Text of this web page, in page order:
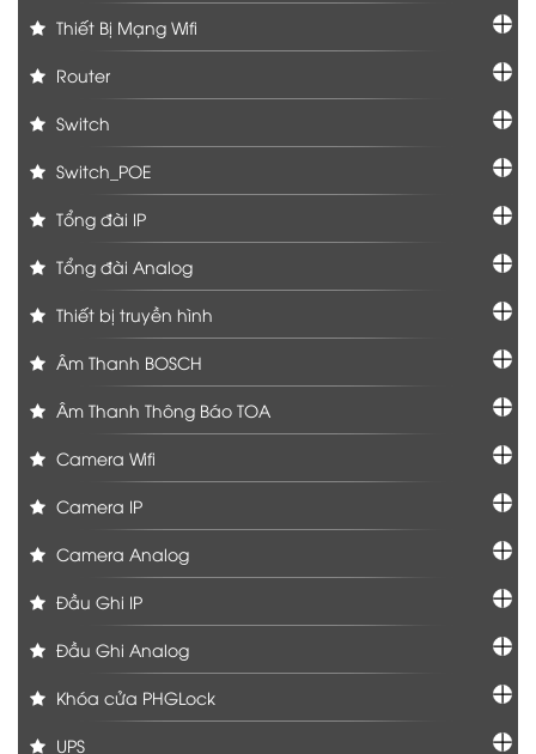
Thiết Bị Mạng Wifi
Router
Switch
Switch_POE
Tổng đài IP
Tổng đài Analog
Thiết bị truyền hình
Âm Thanh BOSCH
Âm Thanh Thông Báo TOA
Camera Wifi
Camera IP
Camera Analog
Đầu Ghi IP
Đầu Ghi Analog
Khóa cửa PHGLock
UPS